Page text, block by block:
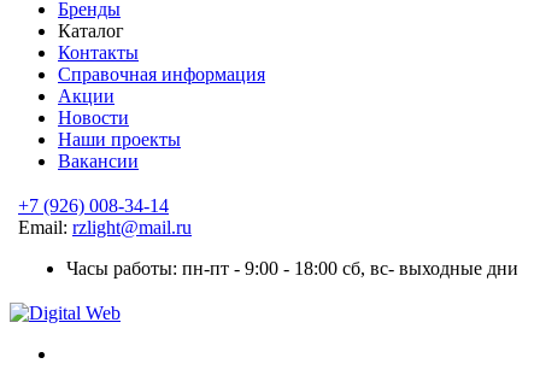
Бренды
Каталог
Контакты
Справочная информация
Акции
Новости
Наши проекты
Вакансии
+7 (926) 008-34-14
Email: rzlight@mail.ru
Часы работы: пн-пт - 9:00 - 18:00 сб, вс- выходные дни